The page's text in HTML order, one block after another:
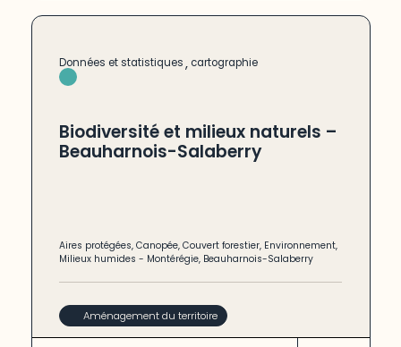
Données et statistiques, cartographie
Biodiversité et milieux naturels –
Beauharnois-Salaberry
Aires protégées,Canopée,Couvert forestier, Environnement,
Milieux humides - Montérégie, Beauharnois-Salaberry
Aménagement du territoire